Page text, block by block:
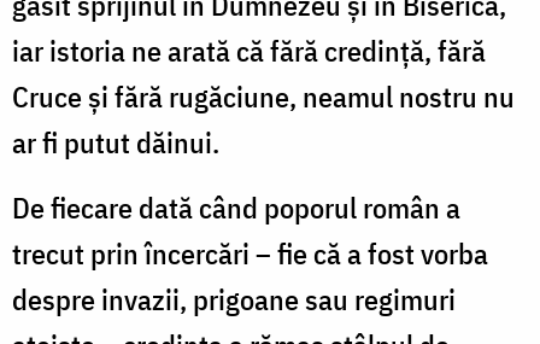
iar istoria ne arată că fără credință, fără
Cruce și fără rugăciune, neamul nostru nu
ar fi putut dăinui.
De fiecare dată când poporul român a
trecut prin încercări – fie că a fost vorba
despre invazii, prigoane sau regimuri